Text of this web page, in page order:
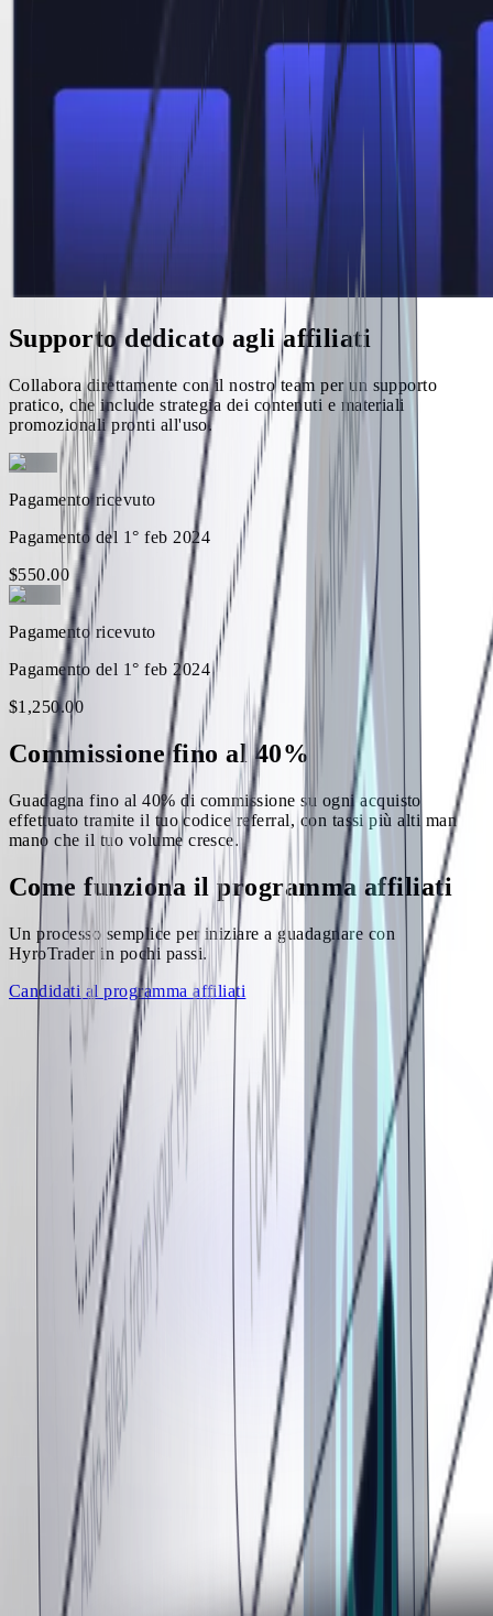
Supporto dedicato agli affiliati
Collabora direttamente con il nostro team per un supporto
pratico, che include strategia dei contenuti e materiali
promozionali pronti all'uso.
Pagamento ricevuto
Pagamento del 1° feb 2024
$550.00
Pagamento ricevuto
Pagamento del 1° feb 2024
$1,250.00
Commissione fino al 40%
Guadagna fino al 40% di commissione su ogni acquisto
effettuato tramite il tuo codice referral, con tassi più alti man
mano che il tuo volume cresce.
Come funziona il programma affiliati
Un processo semplice per iniziare a guadagnare con
HyroTrader in pochi passi.
Candidati al programma affiliati